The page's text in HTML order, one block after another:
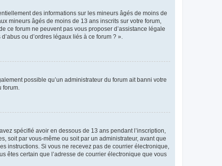
des informations sur les mineurs âgés de moins de
mineurs âgés de moins de 13 ans inscrits sur votre forum,
ce forum ne peuvent pas vous proposer d’assistance légale
ou d’ordres légaux liés à ce forum ? ».
possible qu’un administrateur du forum ait banni votre
forum.
spécifié avoir en dessous de 13 ans pendant l’inscription,
soit par vous-même ou soit par un administrateur, avant que
instructions. Si vous ne recevez pas de courrier électronique,
êtes certain que l’adresse de courrier électronique que vous